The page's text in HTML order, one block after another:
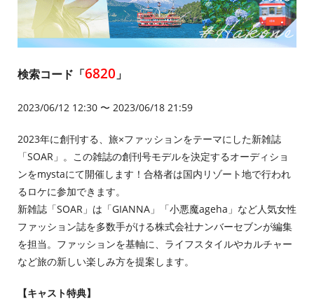
検索コード「6820 」
2023/06/12 12:30 〜 2023/06/18 21:59
2023年に創刊する、旅×ファッションをテーマにした新雑誌
「SOAR」。この雑誌の創刊号モデルを決定するオーディショ
ンをmystaにて開催します！合格者は国内リゾート地で行われ
るロケに参加できます。
新雑誌「SOAR」は「GIANNA」「小悪魔ageha」など人気女性
ファッション誌を多数手がける株式会社ナンバーセブンが編集
を担当。ファッションを基軸に、ライフスタイルやカルチャー
など旅の新しい楽しみ方を提案します。
【キャスト特典】